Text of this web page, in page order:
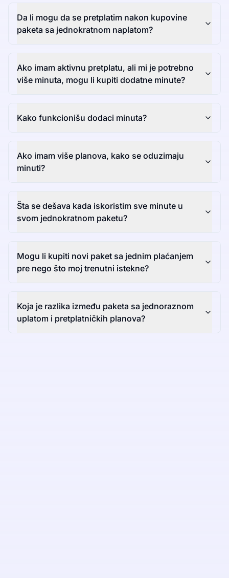
Da li mogu da se pretplatim nakon kupovine
paketa sa jednokratnom naplatom?
Ako imam aktivnu pretplatu, ali mi je potrebno
više minuta, mogu li kupiti dodatne minute?
Kako funkcionišu dodaci minuta?
Ako imam više planova, kako se oduzimaju
minuti?
Šta se dešava kada iskoristim sve minute u
svom jednokratnom paketu?
Mogu li kupiti novi paket sa jednim plaćanjem
pre nego što moj trenutni istekne?
Koja je razlika između paketa sa jednoraznom
uplatom i pretplatničkih planova?